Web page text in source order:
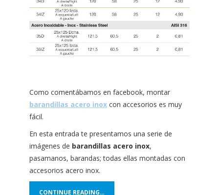
Como comentábamos en facebook, montar
barandillas acero inox con accesorios es muy
fácil.
En esta entrada te presentamos una serie de
imágenes de barandillas acero inox,
pasamanos, barandas; todas ellas montadas con
accesorios acero inox.
CONTINUE READING…